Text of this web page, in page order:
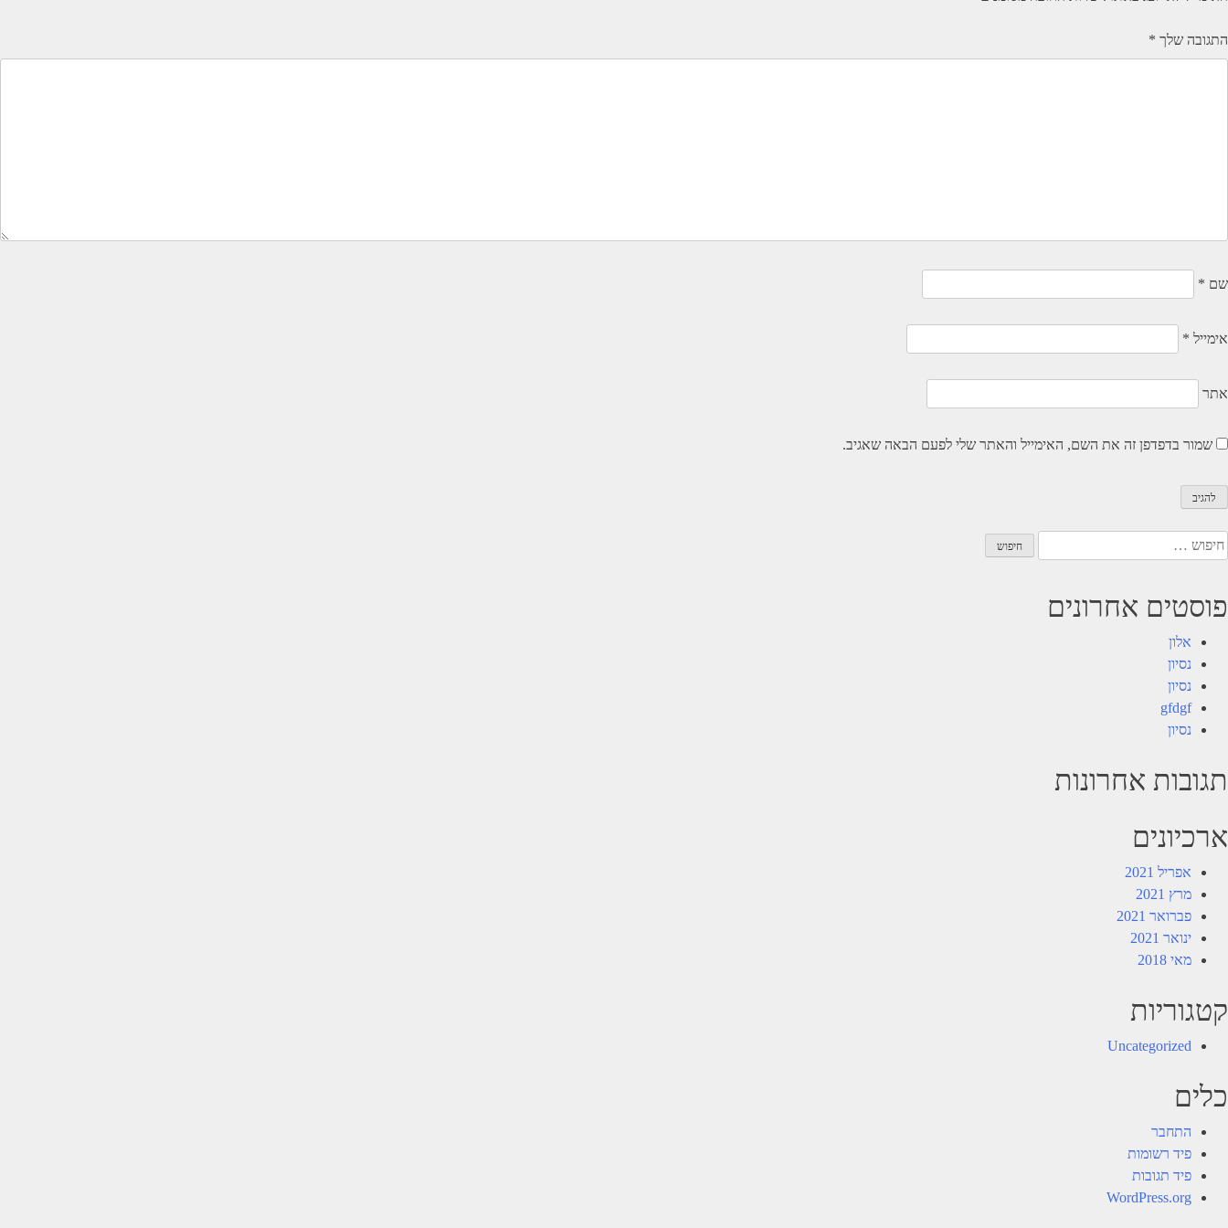
התגובה שלך *
שם *
אימייל *
אתר
שמור בדפדפן זה את השם, האימייל והאתר שלי לפעם הבאה שאגיב.
חיפוש:
פוסטים אחרונים
אלון
נסיון
נסיון
gfdgf
נסיון
תגובות אחרונות
ארכיונים
אפריל 2021
מרץ 2021
פברואר 2021
ינואר 2021
מאי 2018
קטגוריות
Uncategorized
כלים
התחבר
פיד רשומות
פיד תגובות
WordPress.org